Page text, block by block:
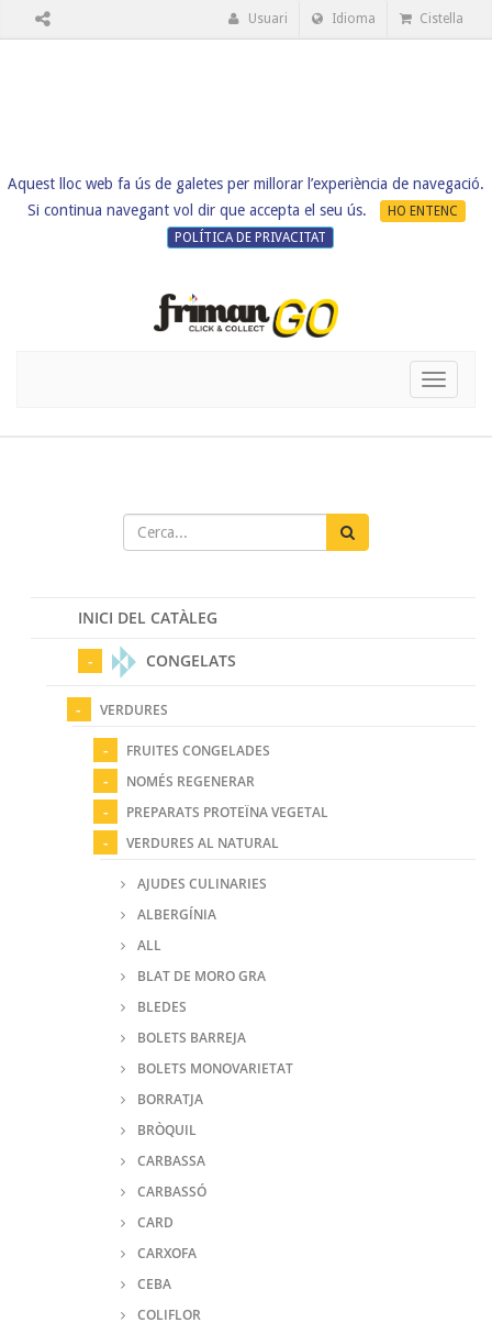
Aquest lloc web fa ús de galetes per millorar l’experiència de navegació.
Si continua navegant vol dir que accepta el seu ús.
HO ENTENC
POLÍTICA DE PRIVACITAT
Usuari Idioma Cistella
Toggle
INICI DEL CATÀLEG
CONGELATS
VERDURES
FRUITES CONGELADES
NOMÉS REGENERAR
PREPARATS PROTEÏNA VEGETAL
VERDURES AL NATURAL
AJUDES CULINARIES
ALBERGÍNIA
ALL
BLAT DE MORO GRA
BLEDES
BOLETS BARREJA
BOLETS MONOVARIETAT
BORRATJA
BRÒQUIL
CARBASSA
CARBASSÓ
CARD
CARXOFA
CEBA
COLIFLOR